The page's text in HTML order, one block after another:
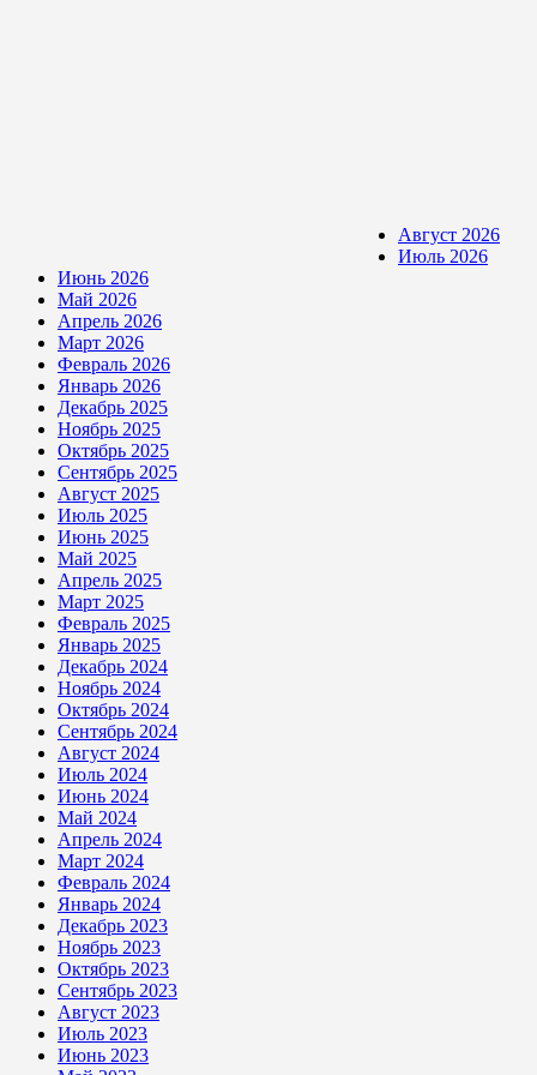
Август 2026
Июль 2026
Июнь 2026
Май 2026
Апрель 2026
Март 2026
Февраль 2026
Январь 2026
Декабрь 2025
Ноябрь 2025
Октябрь 2025
Сентябрь 2025
Август 2025
Июль 2025
Июнь 2025
Май 2025
Апрель 2025
Март 2025
Февраль 2025
Январь 2025
Декабрь 2024
Ноябрь 2024
Октябрь 2024
Сентябрь 2024
Август 2024
Июль 2024
Июнь 2024
Май 2024
Апрель 2024
Март 2024
Февраль 2024
Январь 2024
Декабрь 2023
Ноябрь 2023
Октябрь 2023
Сентябрь 2023
Август 2023
Июль 2023
Июнь 2023